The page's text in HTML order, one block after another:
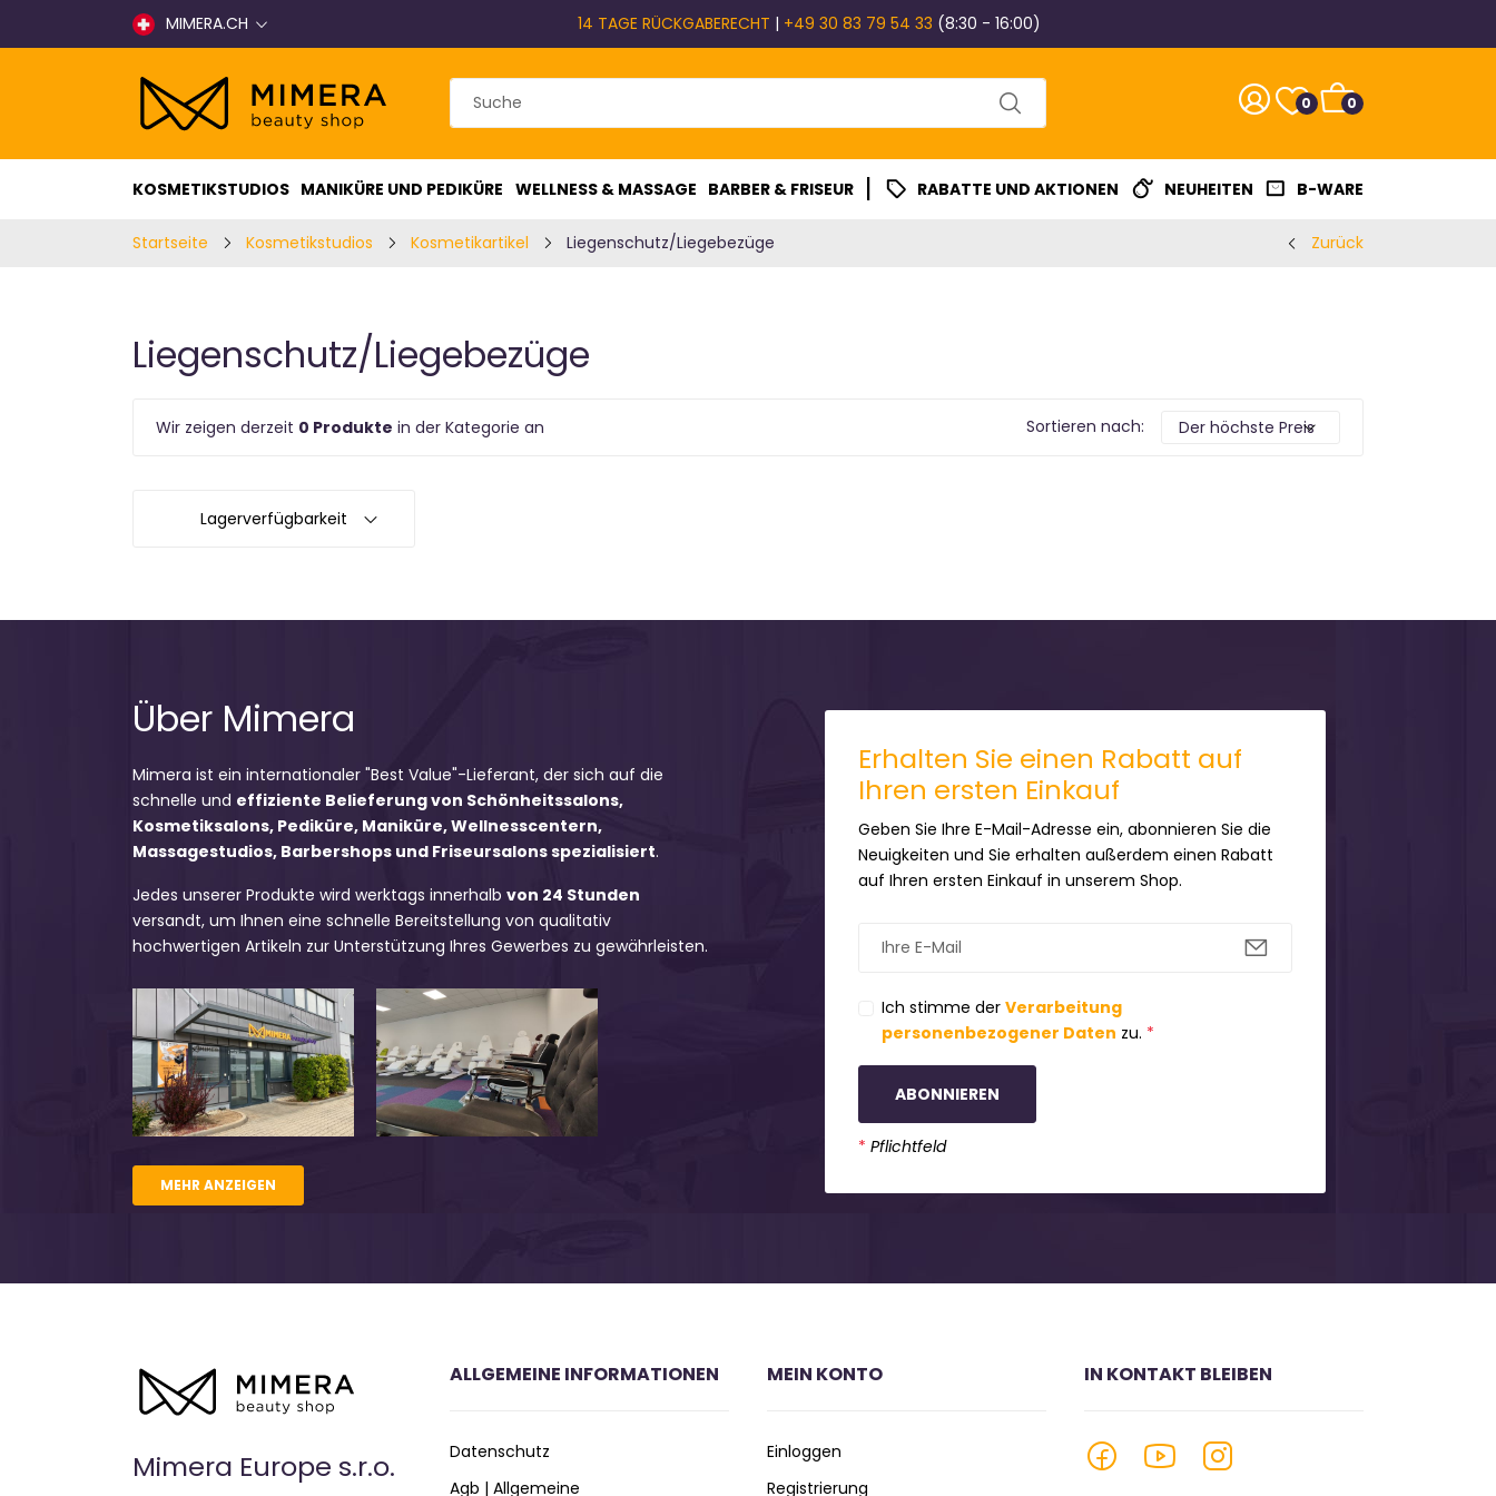
MIMERA.CH 14 TAGE RÜCKGABERECHT | +49 30 83 79 54 33 (8:30 - 16:00)
0 0
KOSMETIKSTUDIOS MANIKÜRE UND PEDIKÜRE WELLNESS & MASSAGE BARBER & FRISEUR | RABATTE UND AKTIONEN NEUHEITEN B-WARE
Startseite Kosmetikstudios Kosmetikartikel Liegenschutz/Liegebezüge Zurück
Liegenschutz/Liegebezüge
Wir zeigen derzeit 0 Produkte in der Kategorie an Sortieren nach:
Lagerverfügbarkeit
Über Mimera
Mimera ist ein internationaler "Best Value"-Lieferant, der sich auf die
schnelle und effiziente Belieferung von Schönheitssalons,
Kosmetiksalons, Pediküre, Maniküre, Wellnesscentern,
Massagestudios, Barbershops und Friseursalons spezialisiert.
Jedes unserer Produkte wird werktags innerhalbvon 24 Stunden
versandt, um Ihnen eine schnelle Bereitstellung von qualitativ
hochwertigen Artikeln zur Unterstützung Ihres Gewerbes zu gewährleisten.
MEHR ANZEIGEN
Erhalten Sie einen Rabatt auf
Ihren ersten Einkauf
Geben Sie Ihre E-Mail-Adresse ein, abonnieren Sie die
Neuigkeiten und Sie erhalten außerdem einen Rabatt
auf Ihren ersten Einkauf in unserem Shop.
Ich stimme der Verarbeitung
personenbezogener Daten zu. *
ABONNIEREN
* Pflichtfeld
Mimera Europe s.r.o.
ALLGEMEINE INFORMATIONEN
Datenschutz
Agb | Allgemeine
MEIN KONTO
Einloggen
Registrierung
IN KONTAKT BLEIBEN